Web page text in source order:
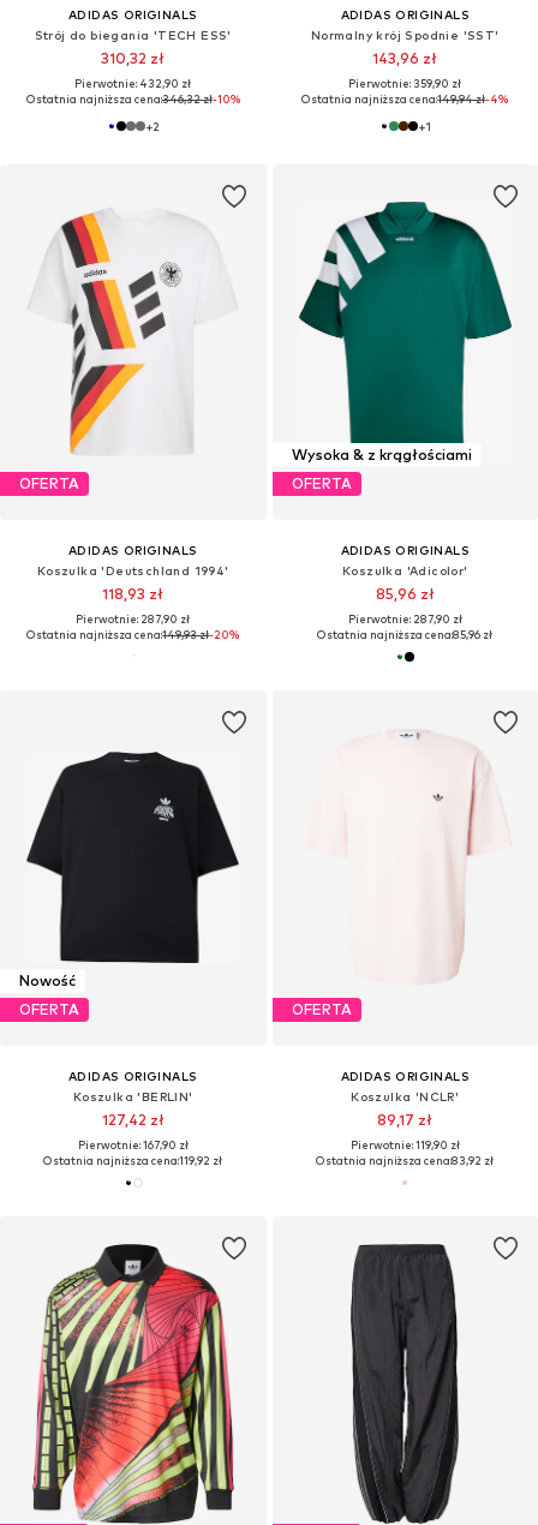
ADIDAS ORIGINALS
Strój do biegania 'TECH ESS'
310,32 zł
Pierwotnie: 432,90 zł
Ostatnia najniższa cena:346,32 zł-10%
+2
ADIDAS ORIGINALS
Normalny krój Spodnie 'SST'
143,96 zł
Pierwotnie: 359,90 zł
Ostatnia najniższa cena:149,94 zł-4%
+1
OFERTA
ADIDAS ORIGINALS
Koszulka 'Deutschland 1994'
118,93 zł
Pierwotnie: 287,90 zł
Ostatnia najniższa cena:149,93 zł-20%
Wysoka & z krągłościami
OFERTA
ADIDAS ORIGINALS
Koszulka 'Adicolor'
85,96 zł
Pierwotnie: 287,90 zł
Ostatnia najniższa cena:85,96 zł
Nowość
OFERTA
ADIDAS ORIGINALS
Koszulka 'BERLIN'
127,42 zł
Pierwotnie: 167,90 zł
Ostatnia najniższa cena:119,92 zł
OFERTA
ADIDAS ORIGINALS
Koszulka 'NCLR'
89,17 zł
Pierwotnie: 119,90 zł
Ostatnia najniższa cena:83,92 zł